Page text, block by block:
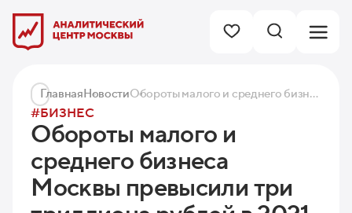
ГлавнаяНовости Обороты малого и среднего бизнеса Москвы превысили три триллиона рублей в 2021 году
#БИЗНЕС
Обороты малого и
среднего бизнеса
Москвы превысили три